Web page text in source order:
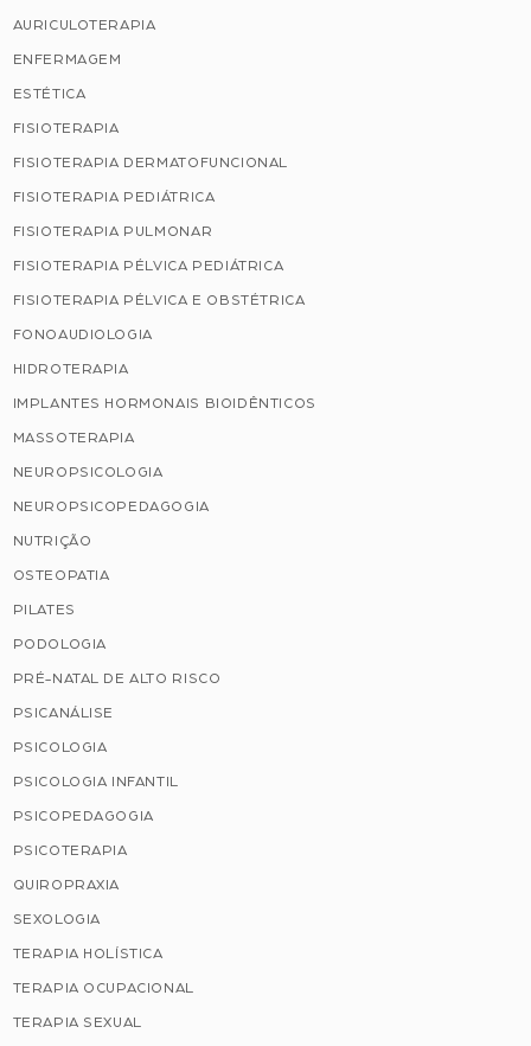
AURICULOTERAPIA
ENFERMAGEM
ESTÉTICA
FISIOTERAPIA
FISIOTERAPIA DERMATOFUNCIONAL
FISIOTERAPIA PEDIÁTRICA
FISIOTERAPIA PULMONAR
FISIOTERAPIA PÉLVICA PEDIÁTRICA
FISIOTERAPIA PÉLVICA E OBSTÉTRICA
FONOAUDIOLOGIA
HIDROTERAPIA
IMPLANTES HORMONAIS BIOIDÊNTICOS
MASSOTERAPIA
NEUROPSICOLOGIA
NEUROPSICOPEDAGOGIA
NUTRIÇÃO
OSTEOPATIA
PILATES
PODOLOGIA
PRÉ-NATAL DE ALTO RISCO
PSICANÁLISE
PSICOLOGIA
PSICOLOGIA INFANTIL
PSICOPEDAGOGIA
PSICOTERAPIA
QUIROPRAXIA
SEXOLOGIA
TERAPIA HOLÍSTICA
TERAPIA OCUPACIONAL
TERAPIA SEXUAL